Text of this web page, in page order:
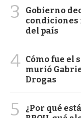
3
Gobierno
condiciones
del país
4 Cómo fue el
murió
Drogas
5
¿Por qué